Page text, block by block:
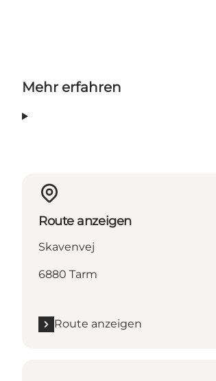
Mehr erfahren
Route anzeigen
Skavenvej
6880 Tarm
Route anzeigen